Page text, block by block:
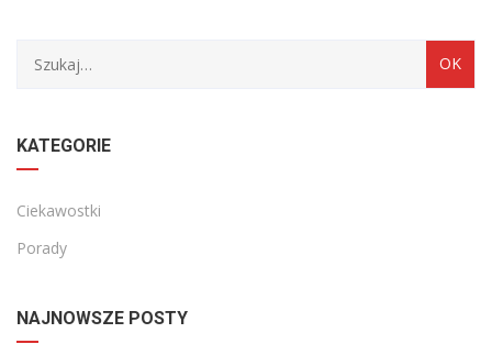
KATEGORIE
Ciekawostki
Porady
NAJNOWSZE POSTY